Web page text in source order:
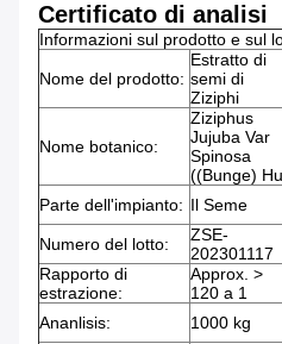
Certificato di analisi
Informazioni sul prodotto e sul
Nome del prodotto:
Estratto di
semi di
Ziziphi
Nome botanico:
Ziziphus
Jujuba Var
Spinosa
((Bunge)
Parte dell'impianto: Il Seme
Numero del lotto:
ZSE-
202301117
Rapporto di
estrazione:
Approx. >
120 a 1
Ananlisis: 1000 kg